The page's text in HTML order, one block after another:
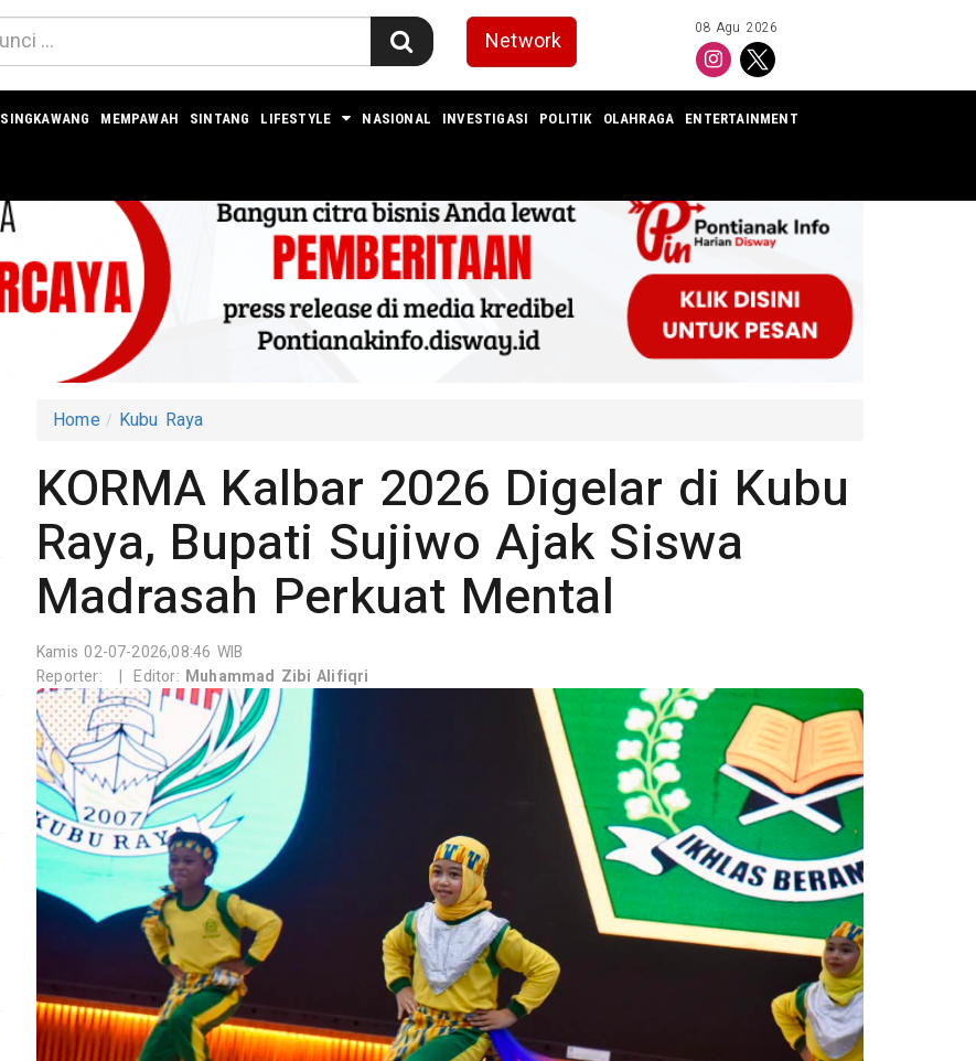
Network 08 Agu 2026
SINGKAWANG MEMPAWAH SINTANG LIFESTYLE NASIONAL INVESTIGASI POLITIK OLAHRAGA ENTERTAINMENT
Home Kubu Raya
KORMA Kalbar 2026 Digelar di Kubu
Raya, Bupati Sujiwo Ajak Siswa
Madrasah Perkuat Mental
Kamis 02-07-2026,08:46 WIB
Reporter:
| Editor: Muhammad Zibi Alifiqri